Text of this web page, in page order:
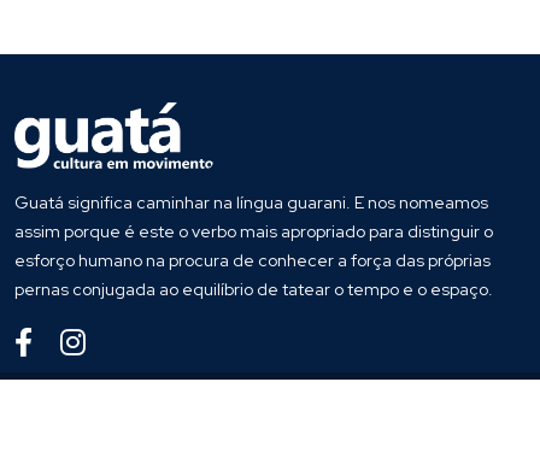
Guatá significa caminhar na língua guarani. E nos nomeamos
assim porque é este o verbo mais apropriado para distinguir o
esforço humano na procura de conhecer a força das próprias
pernas conjugada ao equilíbrio de tatear o tempo e o espaço.